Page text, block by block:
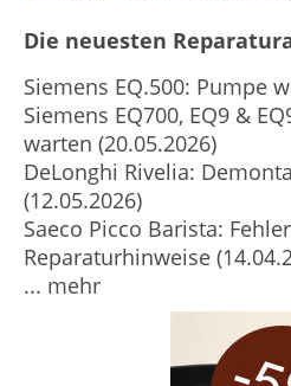
Die neuesten
Siemens EQ.500: Pumpe
Siemens EQ700, EQ9 &
warten (20.05.2026)
DeLonghi Rivelia:
(12.05.2026)
Saeco Picco Barista:
Reparaturhinweise
... mehr